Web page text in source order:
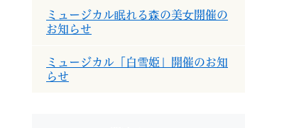
ミュージカル眠れる森の美女開催の
お知らせ
ミュージカル「白雪姫」開催のお知
らせ